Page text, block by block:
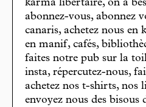
karma libertaire, on a
abonnez-vous, abonnez
canaris, achetez nous en
en manif, cafés,
faites notre pub sur la
insta, répercutez-nous,
achetez nos t-shirts, nos
envoyez nous des bisous